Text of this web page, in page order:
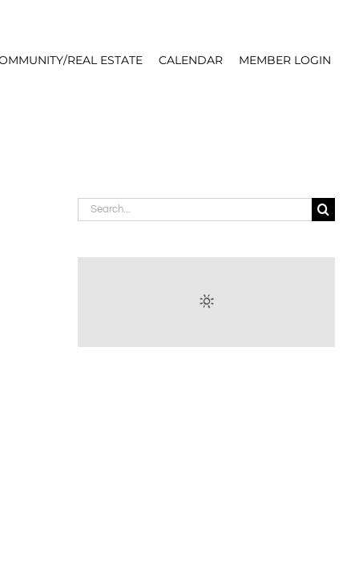
REAL ESTATE CALENDAR MEMBER LOGIN
Search